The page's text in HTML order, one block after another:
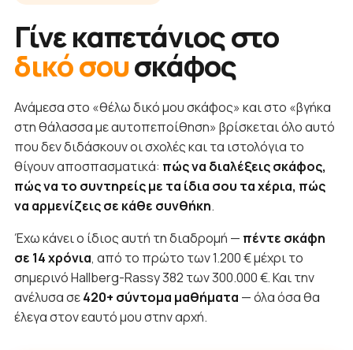
Γίνε καπετάνιος στο
δικό σουσκάφος
Ανάμεσα στο «θέλω δικό μου σκάφος» και στο «βγήκα
στη θάλασσα με αυτοπεποίθηση» βρίσκεται όλο αυτό
που δεν διδάσκουν οι σχολές και τα ιστολόγια το
θίγουν αποσπασματικά: πώς να διαλέξεις σκάφος,
πώς να το συντηρείς με τα ίδια σου τα χέρια, πώς
να αρμενίζεις σε κάθε συνθήκη.
Έχω κάνει ο ίδιος αυτή τη διαδρομή — πέντε σκάφη
σε 14 χρόνια, από το πρώτο των 1.200 € μέχρι το
σημερινό Hallberg-Rassy 382 των 300.000 €. Και την
ανέλυσα σε420+ σύντομα μαθήματα — όλα όσα θα
έλεγα στον εαυτό μου στην αρχή.